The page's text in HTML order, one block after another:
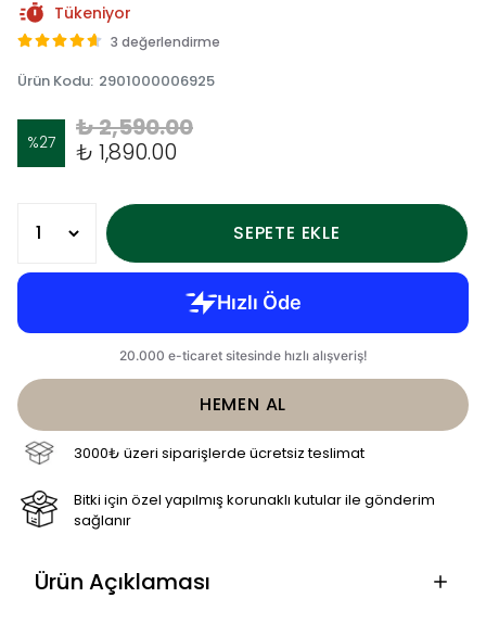
Tükeniyor
3 değerlendirme
Ürün Kodu: 2901000006925
%27
₺ 2,590.00
₺ 1,890.00
SEPETE EKLE
HEMEN AL
3000₺ üzeri siparişlerde ücretsiz teslimat
Bitki için özel yapılmış korunaklı kutular ile gönderim
sağlanır
Ürün Açıklaması